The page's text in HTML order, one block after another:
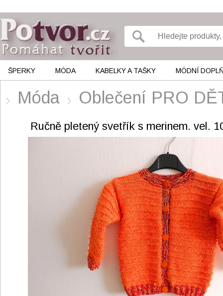
ŠPERKY MÓDA KABELKY A TAŠKY MÓDNÍ
Móda Oblečení PRO
Ručně pletený svetřík s merinem. vel.